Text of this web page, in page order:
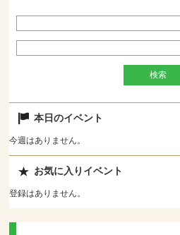
本日のイベント
今週はありません。
お気に入りイベント
登録はありません。